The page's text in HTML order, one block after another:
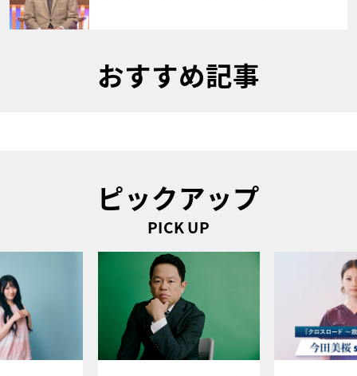
おすすめ記事
ピックアップ
PICK UP